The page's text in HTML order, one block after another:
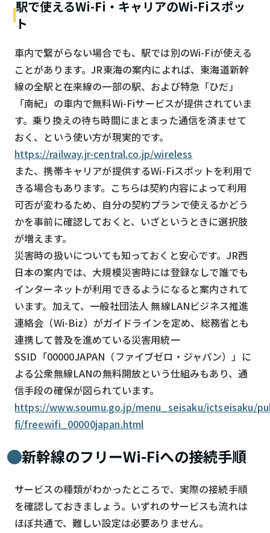
駅で使えるWi-Fi・キャリアのWi-Fiスポッ
ト
車内で繋がらない場合でも、駅では別のWi-Fiが使える
ことがあります。JR東海の案内によれば、東海道新幹
線の全駅と在来線の一部の駅、および特急「ひだ」
「南紀」の車内で無料Wi-Fiサービスが提供されていま
す。乗り換えの待ち時間にまとまった通信を済ませて
おく、という使い方が現実的です。
https://railway.jr-central.co.jp/wireless
また、携帯キャリアが提供するWi-Fiスポットを利用で
きる場合もあります。こちらは契約内容によって利用
可否が変わるため、自分の契約プランで使えるかどう
かを事前に確認しておくと、いざというときに選択肢
が増えます。
災害時の扱いについても知っておくと安心です。JR西
日本の案内では、大規模災害時には登録なしで誰でも
インターネットが利用できるようになると案内されて
います。加えて、一般社団法人 無線LANビジネス推進
連絡会（Wi-Biz）がガイドラインを定め、総務省とも
連携して普及を進めている災害用統一
SSID「00000JAPAN（ファイブゼロ・ジャパン）」に
よる公衆無線LANの無料開放という仕組みもあり、通
信手段の確保が図られています。
https://www.soumu.go.jp/menu_seisaku/ictseisaku/
fi/freewifi_00000japan.html
新幹線のフリーWi-Fiへの接続手順
サービスの種類がわかったところで、実際の接続手順
を確認しておきましょう。いずれのサービスも流れは
ほぼ共通で、難しい設定は必要ありません。